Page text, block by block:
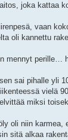
joka kattaa
vaan
oli kannettu
mennyt perille…
sai pihalle yli
vielä
miksi
oli niin karmea,
sitä alkaa